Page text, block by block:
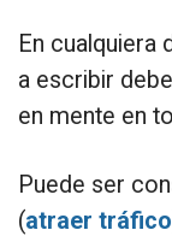
En cualquiera
a escribir
en mente en
Puede ser
(atraer tráfico